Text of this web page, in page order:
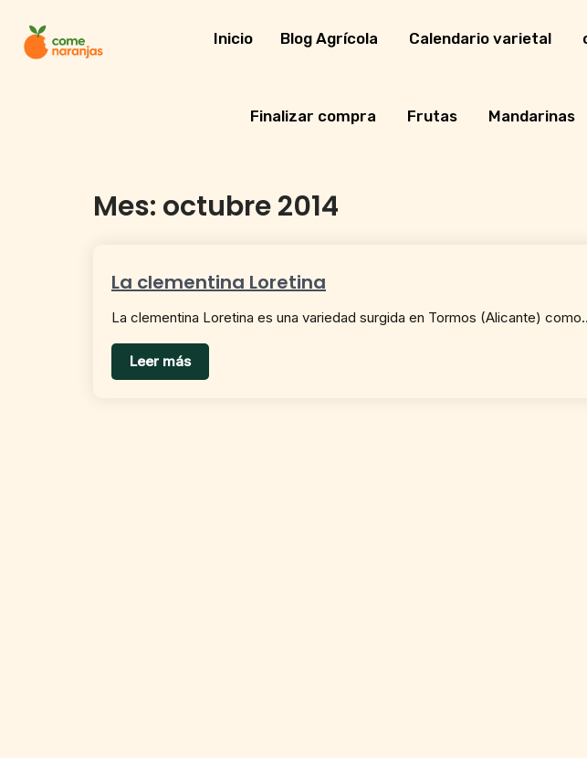
content
Inicio Blog Agrícola Calendario varietal
Finalizar compra Frutas Mandarinas
Mes: octubre 2014
La clementina Loretina
La clementina Loretina es una variedad surgida en Tormos (Alicante)
Leer más